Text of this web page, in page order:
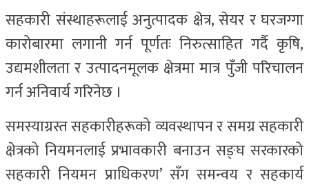
सहकारी संस्थाहरूलाई अनुत्पादक क्षेत्र, सेयर र घरजग्गा
कारोबारमा लगानी गर्न पूर्णतः निरुत्साहित गर्दै कृषि,
उद्यमशीलता र उत्पादनमूलक क्षेत्रमा मात्र पुँजी परिचालन
गर्न अनिवार्य गरिनेछ ।
समस्याग्रस्त सहकारीहरूको व्यवस्थापन र समग्र सहकारी
क्षेत्रको नियमनलाई प्रभावकारी बनाउन सङ्घ सरकारको
सहकारी नियमन प्राधिकरण’ सँग समन्वय र सहकार्य